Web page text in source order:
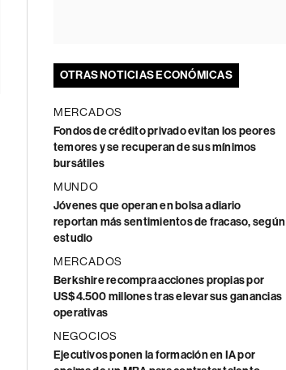
OTRAS NOTICIAS ECONÓMICAS
MERCADOS
Fondos de crédito privado evitan los peores
temores y se recuperan de sus mínimos
bursátiles
MUNDO
Jóvenes que operan en bolsa a diario
reportan más sentimientos de fracaso, según
estudio
MERCADOS
Berkshire recompra acciones propias por
US$4.500 millones tras elevar sus ganancias
operativas
NEGOCIOS
Ejecutivos ponen la formación en IA por